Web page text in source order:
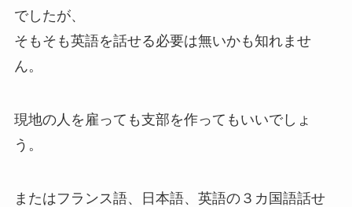
でしたが、
そもそも英語を話せる必要は無いかも知れませ
ん。
現地の人を雇っても支部を作ってもいいでしょ
う。
またはフランス語、日本語、英語の３カ国語話せ